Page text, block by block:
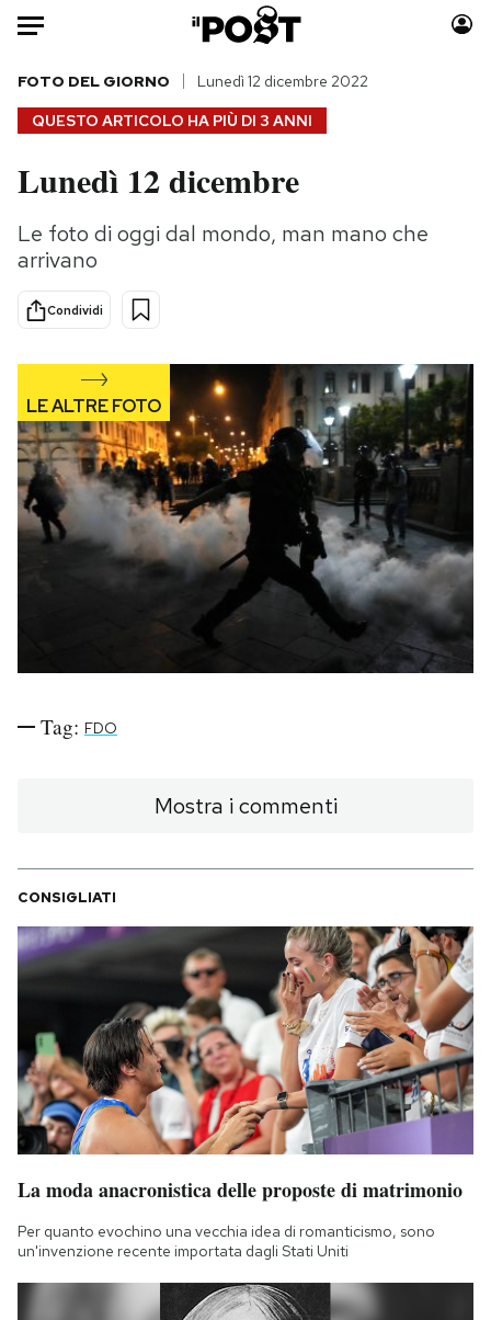
Auto
HOME
Italia
Politica
Internet
Cultura
Economia
Sport
Moda
Consumismi
Europa
Altrecose
Mondiali calcio 2026
PODCAST
I MIEI PREFERITI
AREA PERSONALE
Area Personale
Newsletter
Notifiche mobile
Regala il Post
Hai bisogno di aiuto?
Esci
QUESTO ARTICOLO HA PIÙ DI 3 ANNI
FOTO DEL GIORNO Lunedì 12 dicembre 2022
Lunedì 12 dicembre
Le foto di oggi dal mondo, man mano che
arrivano
Condividi
Tag: FDO
Mostra i commenti
CONSIGLIATI
La moda anacronistica delle proposte di matrimonio
Per quanto evochino una vecchia idea di romanticismo, sono
un'invenzione recente importata dagli Stati Uniti